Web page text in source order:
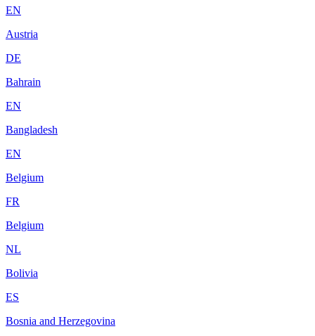
EN
Austria
DE
Bahrain
EN
Bangladesh
EN
Belgium
FR
Belgium
NL
Bolivia
ES
Bosnia and Herzegovina